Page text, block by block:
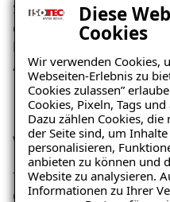
Diese
Cookies
Wir verwenden Cookies,
Webseiten-Erlebnis zu
Cookies zulassen”
Cookies, Pixeln, Tags
Dazu zählen Cookies,
der Seite sind, um
personalisieren,
anbieten zu können und
Website zu analysieren.
Informationen zu Ihrer
Software ersetzen.“
eine der wichtigsten und
Kompetenzen, gerade in
Arbeitswelt.
Nur wer KI
Trotz einiger Risiken
Gründer Linstedt die